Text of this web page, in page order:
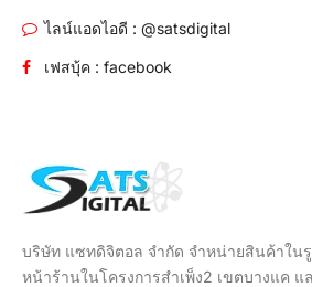
ไลน์แอดไอดี : @satsdigital
เฟสบุ้ค : facebook
บริษัท แซทดิจิตอล จำกัด จำหน่ายสินค้าใน
หน้าร้านในโครงการสำเพ็ง2 เขตบางแค แ